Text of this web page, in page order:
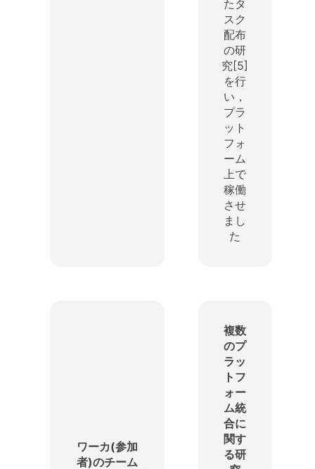
たタ
スク
配布
の研
究[5]
を行
い，
プラ
ット
フォ
ーム
上で
稼働
させ
まし
た
ワーカ(参加
者)のチーム
複数
のプ
ラッ
トフ
ォー
ム統
合に
関す
る研